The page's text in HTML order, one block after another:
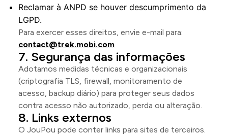
Reclamar à ANPD se houver descumprimento da
LGPD.
Para exercer esses direitos, envie e-mail para:
contact@trek.mobi.com
Segurança das informações
Adotamos medidas técnicas e organizacionais
(criptografia TLS, firewall, monitoramento de
acesso, backup diário) para proteger seus dados
contra acesso não autorizado, perda ou alteração.
Links externos
O JouPou pode conter links para sites de terceiros.